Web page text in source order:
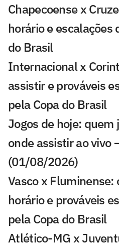
Chapecoense x
horário e escalações
do Brasil
Internacional x
assistir e prováveis
pela Copa do Brasil
Jogos de hoje: quem
onde assistir ao vivo
(01/08/2026)
Vasco x Fluminense:
horário e prováveis
pela Copa do Brasil
Atlético-MG x